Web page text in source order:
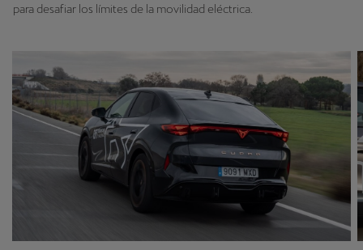
para desafiar los límites de la movilidad eléctrica.